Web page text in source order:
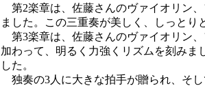
第2楽章は、佐藤さんのヴァイオリン
ました。この三重奏が美しく、しっとり
第3楽章は、佐藤さんのヴァイオリン
加わって、明るく力強くリズムを刻みま
した。
独奏の3人に大きな拍手が贈られ、そ